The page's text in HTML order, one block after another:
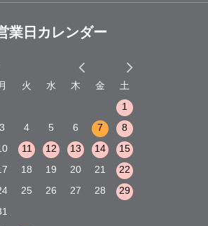
業日カレンダー
月 火 水 木 金
土
1
3 4 5 6 7
8
11 12 13 14
15
18 19 20 21
22
25 26 27 28
29